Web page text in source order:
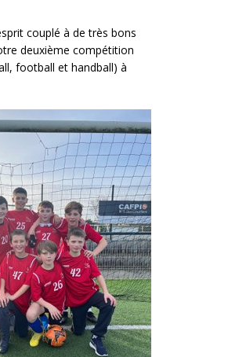
couplé à de très bons
deuxième compétition
football et handball) à